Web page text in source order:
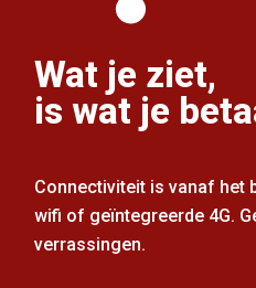
Wat je ziet,
is wat je
Connectiviteit is vanaf het
wifi of geïntegreerde 4G.
verrassingen.